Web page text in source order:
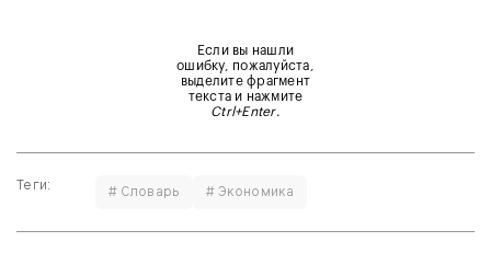
Если вы нашли
ошибку, пожалуйста,
выделите фрагмент
текста и нажмите
Ctrl+Enter.
Теги: # Словарь # Экономика